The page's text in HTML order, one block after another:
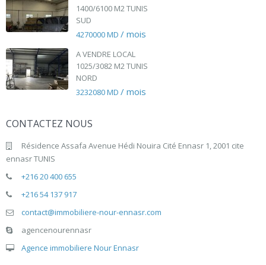
1400/6100 M2 TUNIS
SUD
4270000 MD / mois
A VENDRE LOCAL
1025/3082 M2 TUNIS
NORD
3232080 MD / mois
CONTACTEZ NOUS
Résidence Assafa Avenue Hédi Nouira Cité Ennasr 1, 2001 cite
ennasr TUNIS
+216 20 400 655
+216 54 137 917
contact@immobiliere-nour-ennasr.com
agencenourennasr
Agence immobiliere Nour Ennasr